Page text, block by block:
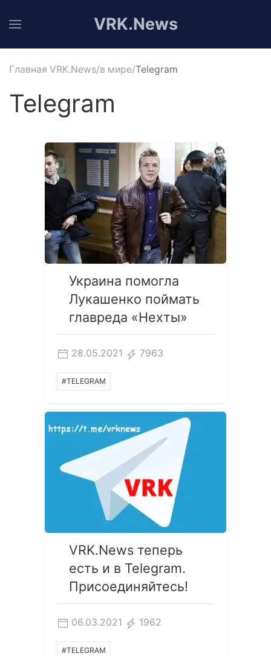
VRK.News
Главная VRK.News в мире Telegram
Telegram
Украина помогла
Лукашенко поймать
главреда «Нехты»
28.05.2021 7963
#TELEGRAM
VRK.News теперь
есть и в Telegram.
Присоединяйтесь!
06.03.2021 1962
#TELEGRAM